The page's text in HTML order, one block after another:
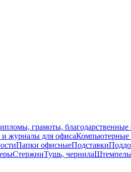
грамоты, благодарственные
журналы для офисаКомпьютерные
Папки офисныеПодставки
СтержниТушь, чернила